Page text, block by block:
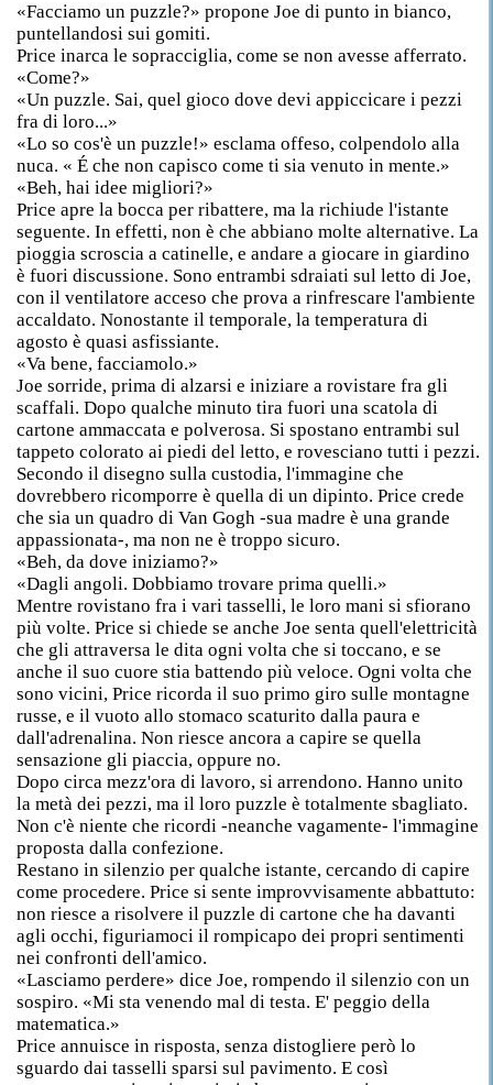
«Facciamo un puzzle?» propone Joe di punto in bianco,
puntellandosi sui gomiti.
Price inarca le sopracciglia, come se non avesse afferrato.
«Come?»
«Un puzzle. Sai, quel gioco dove devi appiccicare i pezzi
fra di loro...»
«Lo so cos'è un puzzle!» esclama offeso, colpendolo alla
nuca. « É che non capisco come ti sia venuto in mente.»
«Beh, hai idee migliori?»
Price apre la bocca per ribattere, ma la richiude l'istante
seguente. In effetti, non è che abbiano molte alternative. La
pioggia scroscia a catinelle, e andare a giocare in giardino
è fuori discussione. Sono entrambi sdraiati sul letto di Joe,
con il ventilatore acceso che prova a rinfrescare l'ambiente
accaldato. Nonostante il temporale, la temperatura di
agosto è quasi asfissiante.
«Va bene, facciamolo.»
Joe sorride, prima di alzarsi e iniziare a rovistare fra gli
scaffali. Dopo qualche minuto tira fuori una scatola di
cartone ammaccata e polverosa. Si spostano entrambi sul
tappeto colorato ai piedi del letto, e rovesciano tutti i pezzi.
Secondo il disegno sulla custodia, l'immagine che
dovrebbero ricomporre è quella di un dipinto. Price crede
che sia un quadro di Van Gogh -sua madre è una grande
appassionata-, ma non ne è troppo sicuro.
«Beh, da dove iniziamo?»
«Dagli angoli. Dobbiamo trovare prima quelli.»
Mentre rovistano fra i vari tasselli, le loro mani si sfiorano
più volte. Price si chiede se anche Joe senta quell'elettricità
che gli attraversa le dita ogni volta che si toccano, e se
anche il suo cuore stia battendo più veloce. Ogni volta che
sono vicini, Price ricorda il suo primo giro sulle montagne
russe, e il vuoto allo stomaco scaturito dalla paura e
dall'adrenalina. Non riesce ancora a capire se quella
sensazione gli piaccia, oppure no.
Dopo circa mezz'ora di lavoro, si arrendono. Hanno unito
la metà dei pezzi, ma il loro puzzle è totalmente sbagliato.
Non c'è niente che ricordi -neanche vagamente- l'immagine
proposta dalla confezione.
Restano in silenzio per qualche istante, cercando di capire
come procedere. Price si sente improvvisamente abbattuto:
non riesce a risolvere il puzzle di cartone che ha davanti
agli occhi, figuriamoci il rompicapo dei propri sentimenti
nei confronti dell'amico.
«Lasciamo perdere» dice Joe, rompendo il silenzio con un
sospiro. «Mi sta venendo mal di testa. E' peggio della
matematica.»
Price annuisce in risposta, senza distogliere però lo
sguardo dai tasselli sparsi sul pavimento. E così